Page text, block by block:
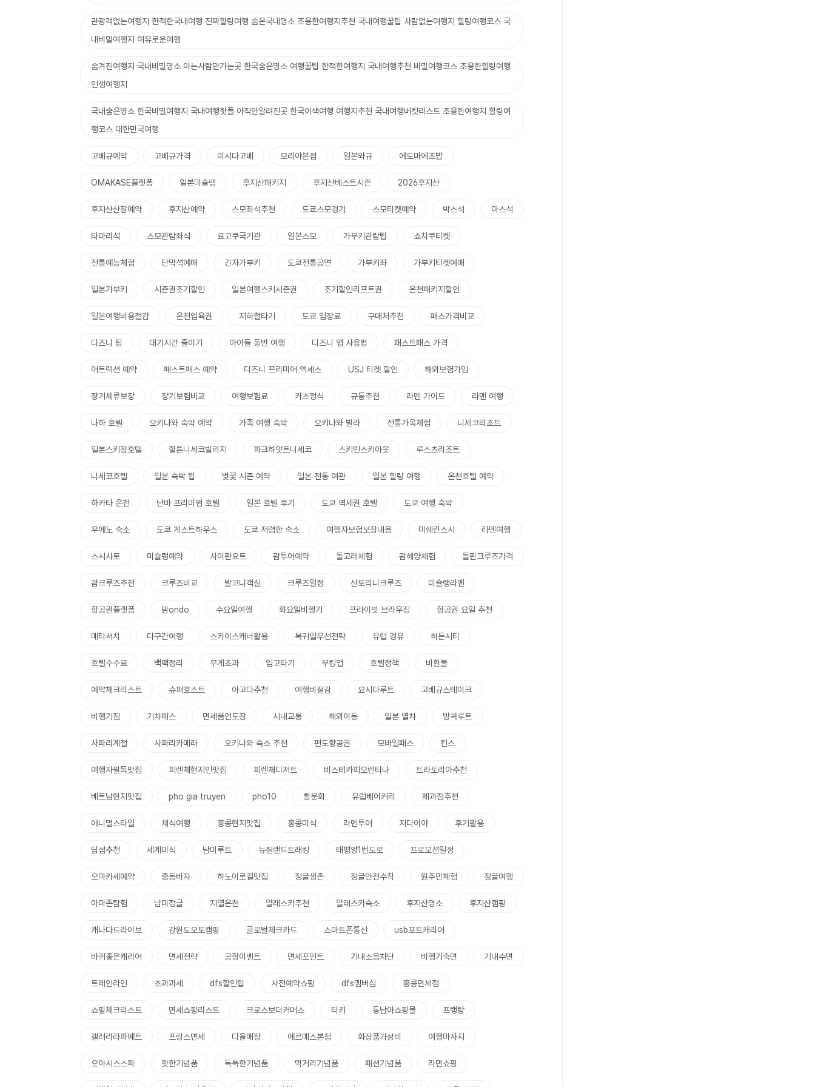
관광객없는여행지 한적한국내여행 진짜힐링여행 숨은국내명소 조용한여행지추천 국내여행꿀팁 사람없는여행지 힐링여행코스 국
내비밀여행지 여유로운여행
숨겨진여행지 국내비밀명소 아는사람만가는곳 한국숨은명소 여행꿀팁 한적한여행지 국내여행추천 비밀여행코스 조용한힐링여행
인생여행지
국내숨은명소 한국비밀여행지 국내여행핫플 아직안알려진곳 한국이색여행 여행지추천 국내여행버킷리스트 조용한여행지 힐링여
행코스 대한민국여행
고베규예약 고베규가격 이시다고베 모리야본점 일본와규 에도마에초밥
OMAKASE플랫폼 일본미슐랭 후지산패키지 후지산베스트시즌 2026후지산
후지산산장예약 후지산예약 스모좌석추천 도쿄스모경기 스모티켓예약 박스석 마스석
타마리석 스모관람좌석 료고쿠국기관 일본스모 가부키관람팁 쇼치쿠티켓
전통예능체험 단막석예매 긴자가부키 도쿄전통공연 가부키좌 가부키티켓예매
일본가부키 시즌권조기할인 일본여행스키시즌권 조기할인리프트권 온천패키지할인
일본여행비용절감 온천입욕권 지하철타기 도쿄 입장료 구매처추천 패스가격비교
디즈니 팁 대기시간 줄이기 아이들 동반 여행 디즈니 앱 사용법 패스트패스 가격
어트랙션 예약 패스트패스 예약 디즈니 프리미어 액세스 USJ 티켓 할인 해외보험가입
장기체류보장 장기보험비교 여행보험료 카츠정식 규동추천 라멘 가이드 라멘 여행
나하 호텔 오키나와 숙박 예약 가족 여행 숙박 오키나와 빌라 전통가옥체험 니세코리조트
일본스키장호텔 힐튼니세코빌리지 파크하얏트니세코 스키인스키아웃 루스츠리조트
니세코호텔 일본 숙박 팁 벚꽃 시즌 예약 일본 전통 여관 일본 힐링 여행 온천호텔 예약
하카타 온천 난바 프리미엄 호텔 일본 호텔 후기 도쿄 역세권 호텔 도쿄 여행 숙박
우에노 숙소 도쿄 게스트하우스 도쿄 저렴한 숙소 여행자보험보장내용 미쉐린스시 라멘여행
스시사토 미슐랭예약 사이판요트 괌투어예약 돌고래체험 괌해양체험 돌핀크루즈가격
괌크루즈추천 크루즈비교 발코니객실 크루즈일정 산토리니크루즈 미슐랭라멘
항공권플랫폼 맘ondo 수요일여행 화요일비행기 프라이빗 브라우징 항공권 요일 추천
메타서치 다구간여행 스카이스캐너활용 복귀일우선전략 유럽 경유 히든시티
호텔수수료 백팩정리 무게초과 입고타기 부킹앱 호텔정책 비환불
예약체크리스트 슈퍼호스트 아고다추천 여행비절감 요시다루트 고베규스테이크
비행기짐 기차패스 면세품인도장 시내교통 해외이동 일본 열차 방콕루트
사파리계절 사파리카메라 오키나와 숙소 추천 편도항공권 모바일패스 킨스
여행자필독맛집 피렌체현지인맛집 피렌체디저트 비스테카피오렌티나 트라토리아추천
베트남현지맛집 pho gia truyen pho10 빵문화 유럽베이커리 제과점추천
애니멀스타일 채식여행 홍콩현지맛집 홍콩미식 라멘투어 지다이야 후기활용
딤섬추천 세계미식 남미루트 뉴질랜드트래킹 태평양1번도로 프로모션일정
오마카세예약 중동비자 하노이로컬맛집 정글생존 정글안전수칙 원주민체험 정글여행
아마존탐험 남미정글 지열온천 알래스카추천 알래스카숙소 후지산명소 후지산캠핑
캐나다드라이브 강원도오토캠핑 글로벌체크카드 스마트폰통신 usb포트캐리어
바퀴좋은캐리어 면세전략 공항이벤트 면세포인트 기내소음차단 비행기숙면 기내수면
트레인라인 초과과세 dfs할인팁 사전예약쇼핑 dfs멤버십 홍콩면세점
쇼핑체크리스트 면세쇼핑리스트 크로스보더커머스 티키 동남아쇼핑몰 프랭탕
갤러리라파예트 프랑스면세 디올매장 에르메스본점 화장품가성비 여행마사지
오아시스스파 핫한기념품 독특한기념품 먹거리기념품 패션기념품 라면쇼핑